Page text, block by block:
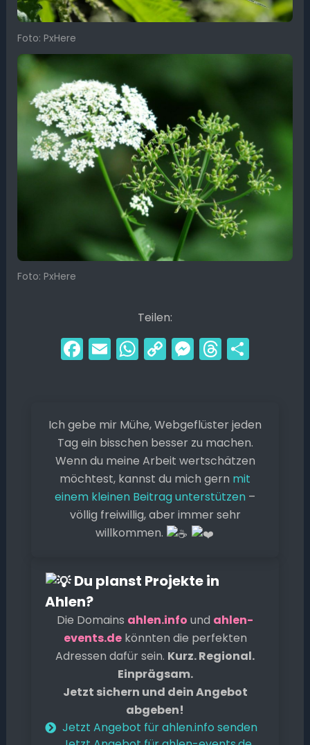
Foto: PxHere
Foto: PxHere
Teilen:
F
e
b
o
o
k
E
l
W
ts
A
p
p
C
y
Li
n
k
M
s
e
n
g
er
T
a
d
s
n
Ich gebe mir Mühe, Webgeflüster jeden
Tag ein bisschen besser zu machen.
Wenn du meine Arbeit wertschätzen
möchtest, kannst du mich gern mit
einem kleinen Beitrag unterstützen –
völlig freiwillig, aber immer sehr
willkommen.
Du planst Projekte in
Ahlen?
Die Domains ahlen.info und ahlen-
events.dekönnten die perfekten
Adressen dafür sein. Kurz. Regional.
Einprägsam.
Jetzt sichern und dein Angebot
abgeben!
Jetzt Angebot für ahlen.info senden